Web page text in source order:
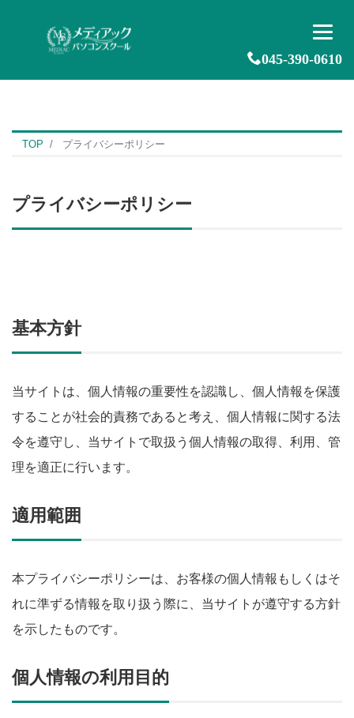
045-390-0610
TOP プライバシーポリシー
プライバシーポリシー
基本方針
当サイトは、個人情報の重要性を認識し、個人情報を保護
することが社会的責務であると考え、個人情報に関する法
令を遵守し、当サイトで取扱う個人情報の取得、利用、管
理を適正に行います。
適用範囲
本プライバシーポリシーは、お客様の個人情報もしくはそ
れに準ずる情報を取り扱う際に、当サイトが遵守する方針
を示したものです。
個人情報の利用目的